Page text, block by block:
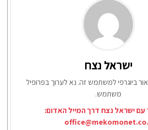
ישראל נצח
ביוגרפי למשתמש זה. נא לערוך בפרופיל
משתמש.
עם ישראל נצח דרך המייל האדום: